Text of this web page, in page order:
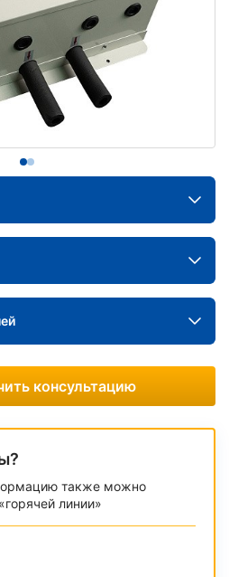
консультацию
также можно
линии»